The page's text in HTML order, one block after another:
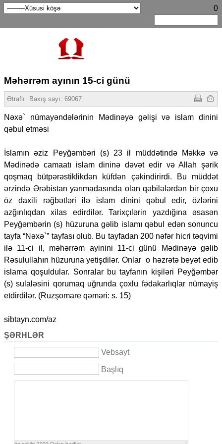
0
Məhərrəm ayının 15-ci günü
Ətraflı Baxış sayı: 69067
Nəxə` nümayəndələrinin Mədinəyə gəlişi və islam dinini
qəbul etməsi
İslamın əziz Peyğəmbəri (s) 23 il müddətində Məkkə və
Mədinədə camaatı islam dininə dəvət edir və Allah şərik
qoşmaq bütpərəstiklikdən küfdən çəkindirirdi. Bu müddət
ərzində Ərəbistan yarımadasında olan qəbilələrdən bir çoxu
öz daxili rəğbətləri ilə islam dinini qəbul edir, özlərini
azğınlıqdan xilas edirdilər. Tarixçılərin yazdığına əsasən
Peyğəmbərin (s) hüzuruna gəlib islamı qəbul edən sonuncu
tayfa “Nəxə`” tayfası olub. Bu tayfadan 200 nəfər hicri təqvimi
ilə 11-ci il, məhərrəm ayinini 11-ci günü Mədinəyə gəlib
Rəsulullahın hüzuruna yetişdilər. Onlar o həzrətə beyət edib
islama qoşuldular. Sonralar bu tayfanın kişiləri Peyğəmbər
(s) sulaləsini qorumaq uğrunda çoxlu fədakarlıqlar nümayiş
etdirdilər. (Ruzşomare qəməri: s. 15)
sibtayn.com/az
ŞƏRHLƏR
Vebsayt
Başlıq